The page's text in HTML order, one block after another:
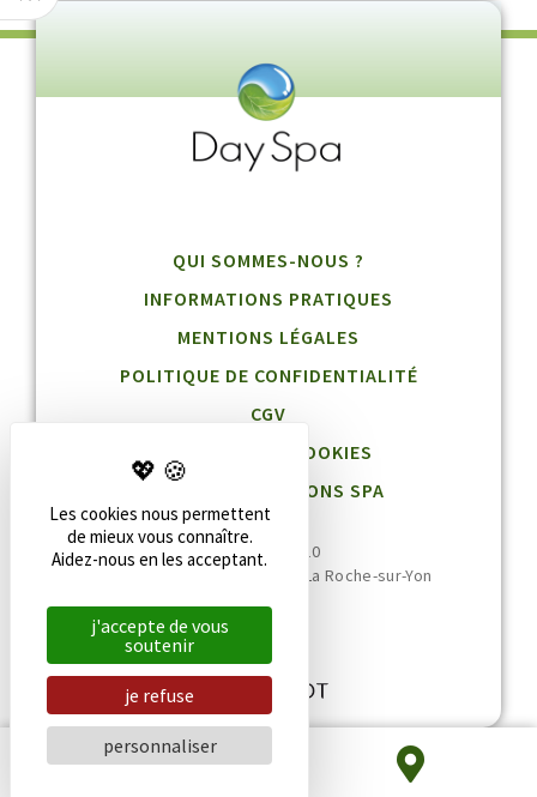
QUI SOMMES-NOUS ?
INFORMATIONS PRATIQUES
MENTIONS LÉGALES
POLITIQUE DE CONFIDENTIALITÉ
CGV
GESTION DES COOKIES
BLOG DESTINATIONS SPA
02 51 36 95 10
20 rue Jean Jaurès, 85000 La Roche-sur-Yon
Les cookies nous permettent
de mieux vous connaître.
Aidez-nous en les acceptant.
j'accepte de vous
soutenir
je refuse
personnaliser